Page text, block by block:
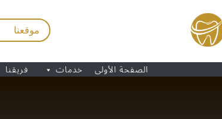
الصفحة الأولى خدمات فريقنا